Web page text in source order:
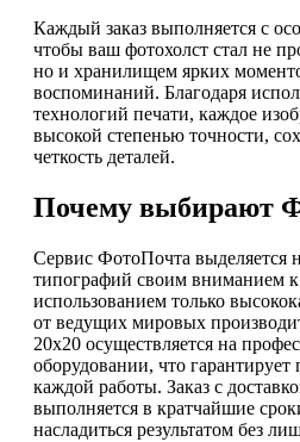
Каждый заказ выполняется с
чтобы ваш фотохолст стал не
но и хранилищем ярких
воспоминаний. Благодаря
технологий печати, каждое
высокой степенью точности,
четкость деталей.
Почему выбирают
Сервис ФотоПочта выделяется
типографий своим вниманием к
использованием только
от ведущих мировых
20х20 осуществляется на
оборудовании, что гарантирует
каждой работы. Заказ с
выполняется в кратчайшие
насладиться результатом без